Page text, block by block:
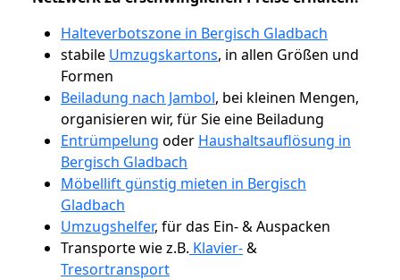
Halteverbotszone in Bergisch Gladbach
stabile Umzugskartons, in allen Größen und
Formen
Beiladung nach Jambol, bei kleinen Mengen,
organisieren wir, für Sie eine Beiladung
Entrümpelung oder Haushaltsauflösung in
Bergisch Gladbach
Möbellift günstig mieten in Bergisch
Gladbach
Umzugshelfer, für das Ein- & Auspacken
Transporte wie z.B. Klavier-&
Tresortransport